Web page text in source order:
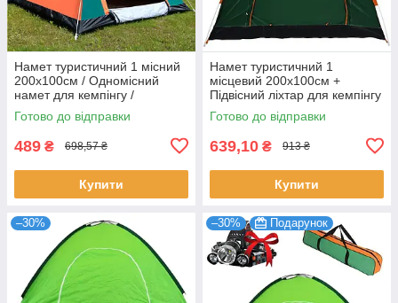
Намет туристичний 1 місний
200х100см / Одномісний
намет для кемпінгу /
Водонепроникний тент
Готово до відправки
489 ₴ 698,57 ₴
Купити
Намет туристичний 1
місцевий 200х100см +
Підвісний ліхтар для кемпінгу
/ Тент для походів
Готово до відправки
639,10 ₴ 913 ₴
Купити
–30% –30% Подарунок